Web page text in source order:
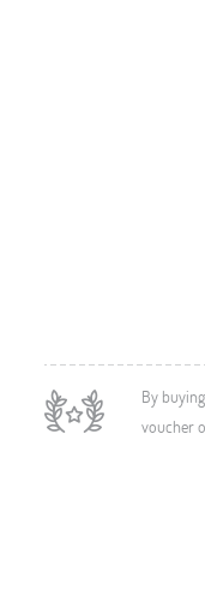
By
voucher